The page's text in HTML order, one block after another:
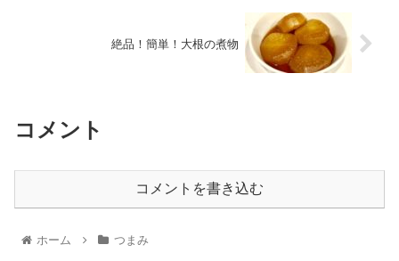
絶品！簡単！大根の煮物
コメント
コメントを書き込む
ホーム つまみ